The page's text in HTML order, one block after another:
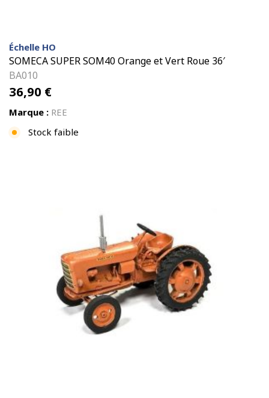
Échelle HO
SOMECA SUPER SOM40 Orange et Vert Roue 36′
BA010
36,90 €
Marque : REE
Stock faible